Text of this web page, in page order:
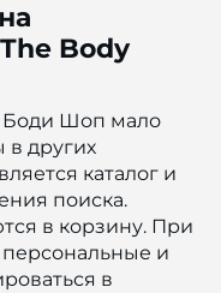
Body
Боди Шоп мало
в других
каталог и
поиска.
в корзину. При
персональные и
в